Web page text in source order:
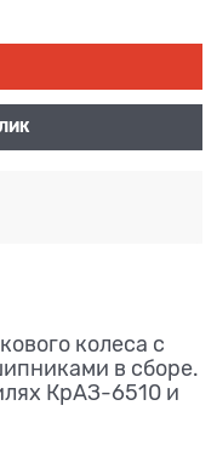
колеса с
в сборе.
КрАЗ-6510 и